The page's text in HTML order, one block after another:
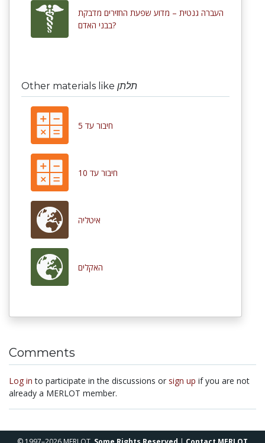
העברה גנטית – מדוע שפעת החזירים מדבקת
בבני האדם?
Other materials like תלתן
חיבור עד 5
חיבור עד 10
איטליה
האקלים
Comments
Log in to participate in the discussions or sign up if you are not
already a MERLOT member.